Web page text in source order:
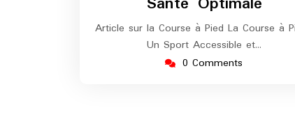
Article sur la Course à Pied La Course à
Un Sport Accessible et…
0 Comments